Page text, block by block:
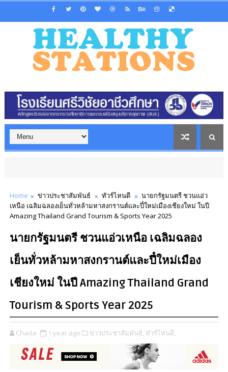
Home ข่าวประชาสัมพันธ์ ทัวร์ไหนดี
นายกรัฐมนตรี ชวนแอ่ว
เหนือ เฉลิมฉลองเย็นทั่วหล้ามหาสงกรานต์และปี๋ใหม่เมืองเชียงใหม่ ในปี
Amazing Thailand Grand Tourism & Sports Year 2025
นายกรัฐมนตรี ชวนแอ่วเหนือ เฉลิมฉลอง
เย็นทั่วหล้ามหาสงกรานต์และปี๋ใหม่เมือง
เชียงใหม่ ในปี Amazing Thailand Grand
Tourism & Sports Year 2025
Chada 1 year ago ข่าวประชาสัมพันธ์, ทัวร์ไหนดี,